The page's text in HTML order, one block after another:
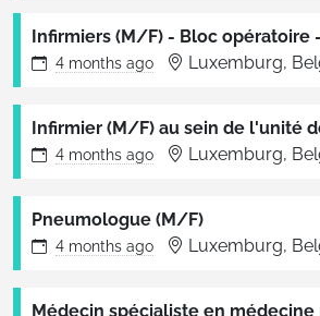
Infirmiers (M/F) - Bloc opératoire
4 months ago Luxemburg,
Infirmier (M/F) au sein de l'unité
4 months ago Luxemburg,
Pneumologue (M/F)
4 months ago Luxemburg,